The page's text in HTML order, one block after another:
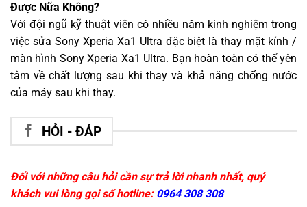
Được Nữa Không?
Với đội ngũ kỹ thuật viên có nhiều năm kinh nghiệm trong
việc sửa Sony Xperia Xa1 Ultra đặc biệt là thay mặt kính /
màn hình Sony Xperia Xa1 Ultra. Bạn hoàn toàn có thể yên
tâm về chất lượng sau khi thay và khả năng chống nước
của máy sau khi thay.
HỎI - ĐÁP
Đối với những câu hỏi cần sự trả lời nhanh nhất, quý
khách vui lòng gọi số hotline: 0964 308 308